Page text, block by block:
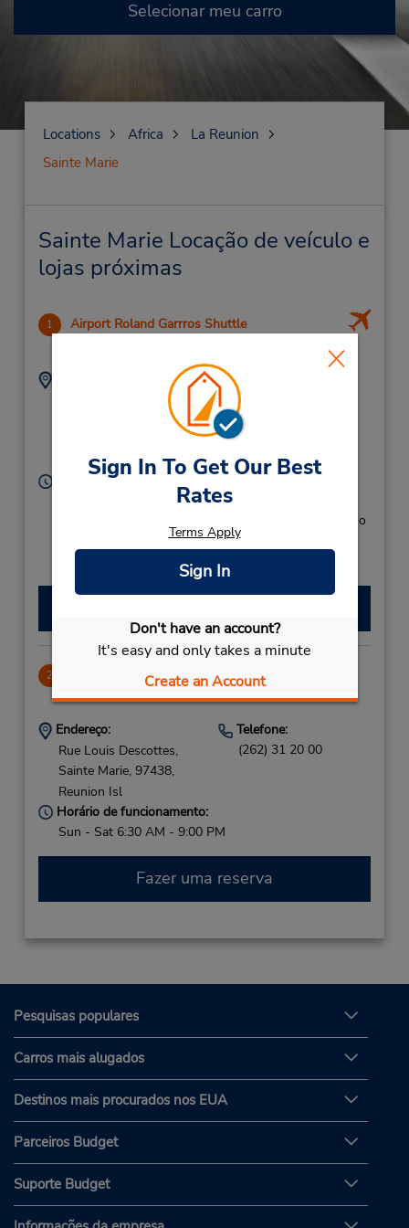
Sign In To Get Our Best
Rates
Terms Apply
Sign In
Don't have an account?
It's easy and only takes a minute
Create an Account
Selecionar meu carro
Locations Africa
La Reunion
Sainte Marie
Sainte Marie Locação de veículo e
lojas próximas
1 Airport Roland Garrros Shuttle
Endereço:
Reunion
Telefone:
(262) 280195
Horário de funcionamento:
Sun - Sat 6:30 AM - 9:00 PM
Caso esteja vindo de avião, o balcão de locação fica no
terminal, com transporte para o estacionamento.
2
.0 milhas de distância
Endereço:
Rue Louis Descottes,
Sainte Marie, 97438,
Reunion Isl
Telefone:
(262) 31 20 00
Horário de funcionamento:
Sun - Sat 6:30 AM - 9:00 PM
Fazer uma reserva
Pesquisas populares
Carros mais alugados
Destinos mais procurados nos EUA
Parceiros Budget
Suporte Budget